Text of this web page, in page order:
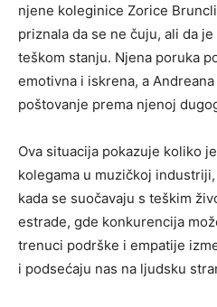
njene koleginice Zorice
priznala da se ne čuju, ali da
teškom stanju. Njena poruka
emotivna i iskrena, a
poštovanje prema njenoj
Ova situacija pokazuje koliko
kolegama u muzičkoj
kada se suočavaju s teškim
estrade, gde konkurencija
trenuci podrške i empatije
i podsećaju nas na ljudsku